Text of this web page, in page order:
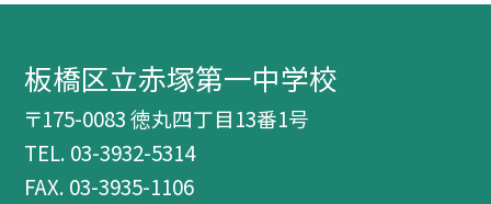
板橋区立赤塚第一中学校
〒175-0083 徳丸四丁目13番1号
TEL. 03-3932-5314
FAX. 03-3935-1106